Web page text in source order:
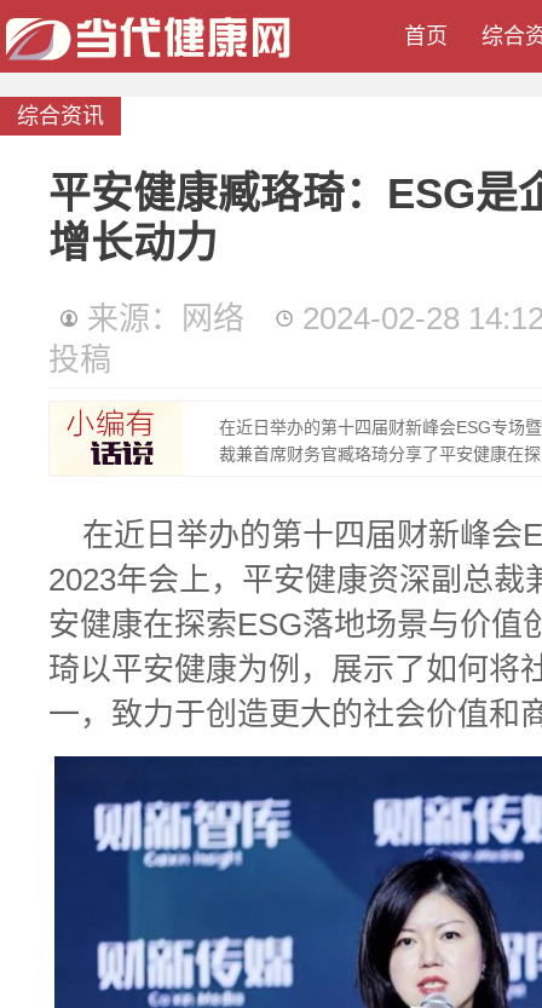
首页 综合
综合资讯
平安健康臧珞琦：ESG是
增长动力
来源：网络
2024-02-28
投稿
在近日举办的第十四届财新峰会ESG专场
裁兼首席财务官臧珞琦分享了平安健康在
在近日举办的第十四届财新峰会
2023年会上，平安健康资深副总
安健康在探索ESG落地场景与价值
琦以平安健康为例，展示了如何将
一，致力于创造更大的社会价值和